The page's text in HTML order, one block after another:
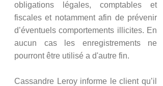
obligations légales, comptables et
fiscales et notamment afin de prévenir
d’éventuels comportements illicites. En
aucun cas les enregistrements ne
pourront être utilisé a d'autre fin.
Cassandre Leroy informe le client qu’il